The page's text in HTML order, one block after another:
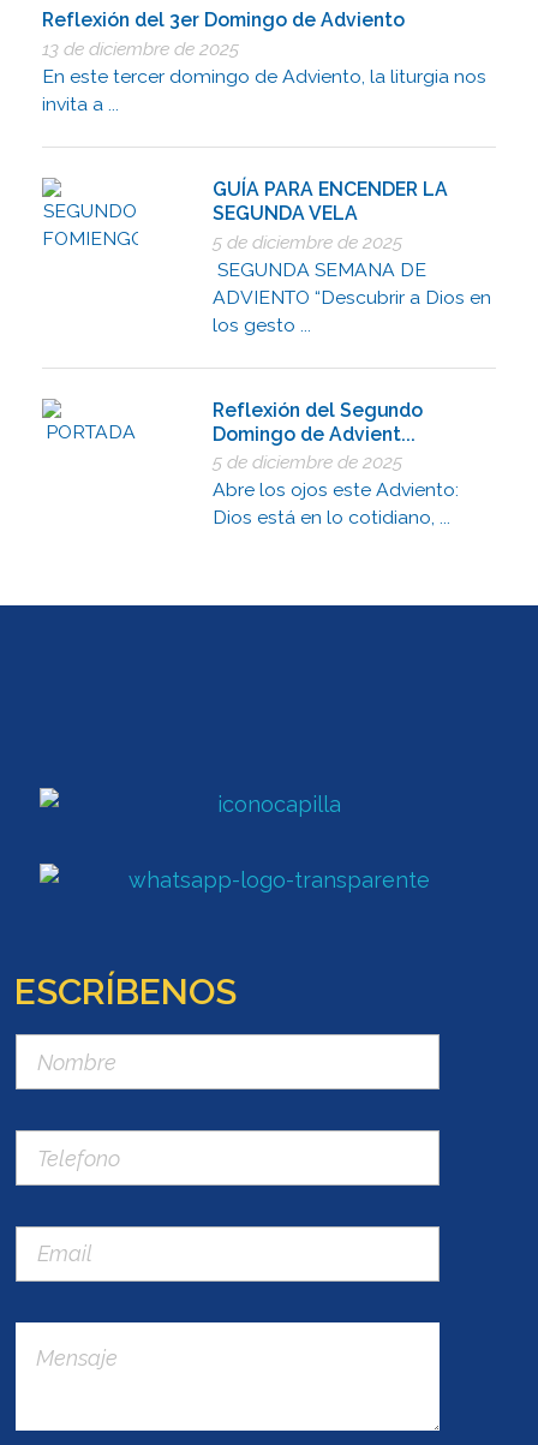
Reflexión del 3er Domingo de Adviento
13 de diciembre de 2025
En este tercer domingo de Adviento, la liturgia nos
invita a ...
GUÍA PARA ENCENDER LA
SEGUNDA VELA
5 de diciembre de 2025
SEGUNDA SEMANA DE
ADVIENTO “Descubrir a Dios en
los gesto ...
Reflexión del Segundo
Domingo de Advient...
5 de diciembre de 2025
Abre los ojos este Adviento:
Dios está en lo cotidiano, ...
ESCRÍBENOS